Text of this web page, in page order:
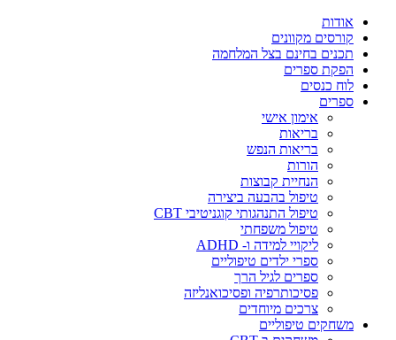
אודות
קורסים מקוונים
תכנים בחינם בצל המלחמה
הפקת ספרים
לוח כנסים
ספרים
אימון אישי
בריאות
בריאות הנפש
הורות
הנחיית קבוצות
טיפול בהבעה ביצירה
טיפול התנהגותי קוגניטיבי CBT
טיפול משפחתי
ליקויי למידה ו- ADHD
ספרי ילדים טיפוליים
ספרים לגיל הרך
פסיכותרפיה ופסיכואנליזה
צרכים מיוחדים
משחקים טיפוליים